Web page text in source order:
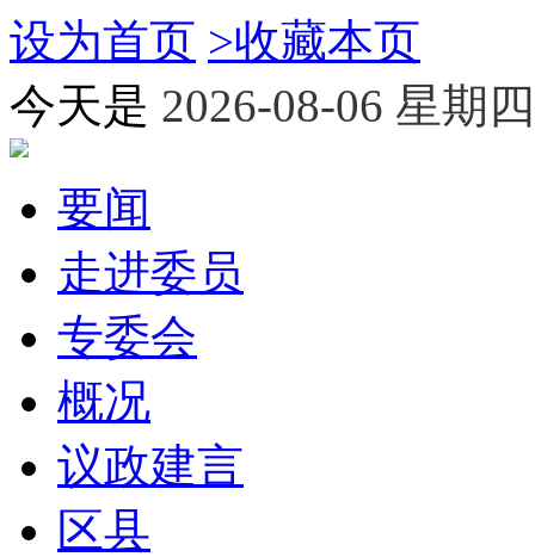
设为首页 >收藏本页
今天是 2026-08-06 星期四
要闻
走进委员
专委会
概况
议政建言
区县